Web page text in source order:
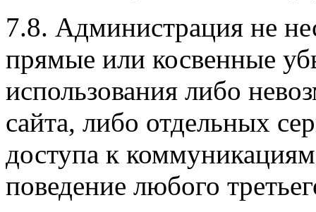
7.8. Администрация не
прямые или косвенные
использования либо
сайта, либо отдельных
доступа к
поведение любого